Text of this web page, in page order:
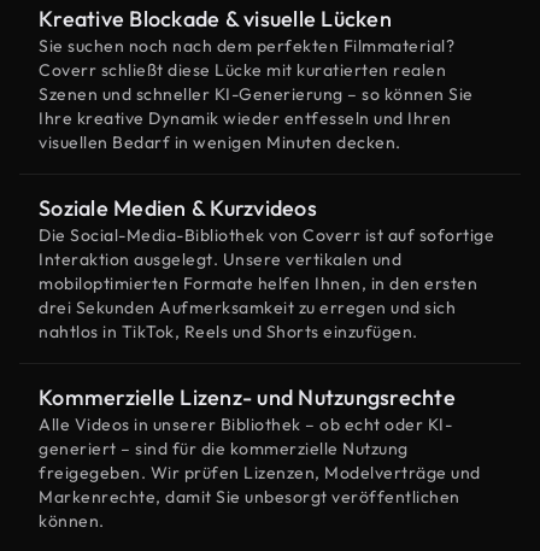
Kreative Blockade & visuelle Lücken
Sie suchen noch nach dem perfekten Filmmaterial?
Coverr schließt diese Lücke mit kuratierten realen
Szenen und schneller KI-Generierung – so können Sie
Ihre kreative Dynamik wieder entfesseln und Ihren
visuellen Bedarf in wenigen Minuten decken.
Soziale Medien & Kurzvideos
Die Social-Media-Bibliothek von Coverr ist auf sofortige
Interaktion ausgelegt. Unsere vertikalen und
mobiloptimierten Formate helfen Ihnen, in den ersten
drei Sekunden Aufmerksamkeit zu erregen und sich
nahtlos in TikTok, Reels und Shorts einzufügen.
Kommerzielle Lizenz- und Nutzungsrechte
Alle Videos in unserer Bibliothek – ob echt oder KI-
generiert – sind für die kommerzielle Nutzung
freigegeben. Wir prüfen Lizenzen, Modelverträge und
Markenrechte, damit Sie unbesorgt veröffentlichen
können.